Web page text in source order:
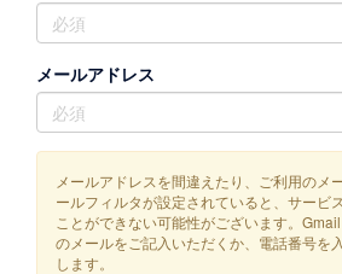
メールアドレス
メールアドレスを間違えたり、ご利用のメ
ールフィルタが設定されていると、サービ
ことができない可能性がございます。
のメールをご記入いただくか、電話番号を
します。